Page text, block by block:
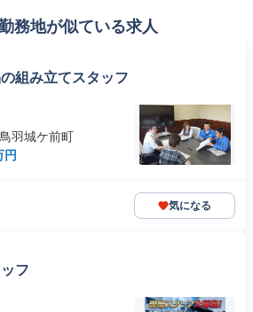
務地が似ている求人
組み立てスタッフ
羽城ケ前町
円
気になる
フ